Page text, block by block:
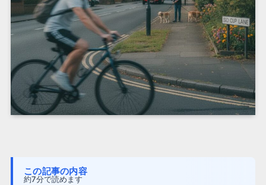
この記事の内容
約7分で読めます